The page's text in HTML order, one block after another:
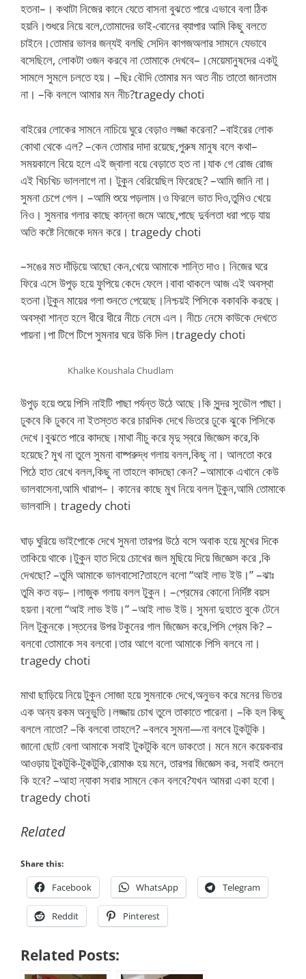
হতনা–। কথাটা নিজের কানে যেতে বাসনা বুঝতে পারে এভাবে বলা ঠিক
হয়নি।শুধরে নিয়ে বলে,তোমাদের ভাই-বোনের ব্যাপার আমি কিছু বলতে
চাইনে।তোমার ভালর জন্যই বলছি সেদিন কাগজঅলার সামনে যেভাবে
বসেছিলে, লোকটা ওজন করবে না তোমাকে দেখবে–।মেয়েমানুষদের একটু
সামলে সুমলে চলতে হয়। –ছিঃ বৌদি তোমার মন অত নীচ তাতো জানতাম
না। –কি বললে আমার মন নীচ?tragedy choti
বাইরের লোকের সামনে নাচিয়ে ঘুরে বেড়াও লজ্জা করেনা? –বাইরের লোক
কোথা থেকে এল? –কেন তোমার দাদা রয়েছে,পুরুষ মানুষ বলে কথা–
সময়কালে বিয়ে হলে এই জ্বালা বয়ে বেড়াতে হত না।যাক গে রোজ রোজ
এই খিচখিচ ভাললাগে না। টুকুন বেরিয়েছিল ফিরেছে? –আমি জানি না।
সুমনা চেপে গেল। –আমি শুয়ে পড়লাম।ও ফিরলে ভাত দিও,তুমিও খেয়ে
নিও। সুমনার গলার কাছে কান্না জমে আছে,পাছে দুর্বলতা ধরা পড়ে যায়
অতি কষ্টে নিজেকে দমন করে। tragedy choti
–সঙের মত দাঁড়িয়ে আছো কেন,খেয়ে আমাকে শান্তি দাও। নিজের ঘরে
ফিরে এসে উপুড় হয়ে ফুপিয়ে কেদে ফেলে।বাবা থাকলে আজ এই অবস্থা
হতনা।টুকুন মায়ের গলা শুনতে পেয়েছে।নিশ্চয়ই পিসিকে বকাবকি করছে।
অবস্থা শান্ত হলে ধীরে ধীরে নীচে নেমে এল। নীচে নেমে কাউকে দেখতে
পায়না।পা টিপে টিপে সুমনার ঘরে উকি দিল।tragedy choti
Khalke Koushala Chudlam
উপুড় হয়ে শুয়ে পিসি নাইটি পাছা পর্যন্ত উঠে আছে।কি সুন্দর সুডৌল পাছা।
ঢুকবে কি ঢুকবে না ইতস্তত করে চারদিক দেখে ভিতরে ঢুকে ঝুকে পিসিকে
দেখে।বুঝতে পারে কাদছে।মাথা নীচু করে মৃদু স্বরে জিজ্ঞেস করে,কি
হয়েছে? মুখ না তুলে সুমনা বাষ্পরুদ্ধ গলায় বলল,কিছু না। আলতো করে
পিঠে হাত রেখে বলল,কিছু না তাহলে কাদছো কেন? –আমাকে এখানে কেউ
ভালবাসেনা,আমি খারাপ–। কানের কাছে মুখ নিয়ে বলল টুকুন,আমি তোমাকে
ভালবাসি। tragedy choti
ঘাড় ঘুরিয়ে ভাইপোকে দেখে সুমনা তারপর উঠে বসে অবাক হয়ে মুখের দিকে
তাকিয়ে থাকে।টুকুন হাত দিয়ে চোখের জল মুছিয়ে দিয়ে জিজ্ঞেস করে ,কি
দেখছো? –তুমি আমাকে ভালবাসো?তাহলে বলো “আই লাভ ইউ।” –ঝাঃ
তুমি কত বড়–।লাজুক গলায় বলল টুকুন। –প্রেমের কোনো নির্দিষ্ট বয়স
হয়না।বলো “আই লাভ ইউ।” –আই লাভ ইউ। সুমনা দুহাতে বুকে টেনে
নিল টুকুনকে।স্তনের উপর টকুনের গাল জিজ্ঞেস করে,পিসি প্রেম কি? –
বলবো তোমাকে সব বলবো।তার আগে বলো আমাকে পিসি বলবে না।
tragedy choti
মাথা ছাড়িয়ে নিয়ে টুকুন সোজা হয়ে সুমনাকে দেখে,অনুভব করে মনের ভিতর
এক অন্য রকম অনুভুতি।লজ্জায় চোখ তুলে তাকাতে পারেনা। –কি হল কিছু
বললে নাতো? –কি বলবো তাহলে? –বলবে সুমনা—না বলবে টুকটুকি।
জানো ছোট বেলা আমাকে সবাই টুকটুকি বলে ডাকতো। মনে মনে কয়েকবার
আওড়ায় টুকটুকি-টুকটুকি,রোমাঞ্চ হয় মনে, তারপর জিজ্ঞেস কর, সবাই শুনলে
কি হবে? –আহা ন্যাকা সবার সামনে কেন বলবে?যখন আমরা একা হবো।
tragedy choti
Related
Share this:
Facebook WhatsApp Telegram
Reddit Pinterest
Related Posts: